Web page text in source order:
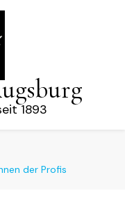
1893
der Profis